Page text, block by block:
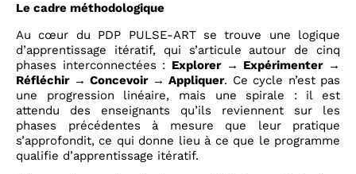
Le cadre méthodologique
Au cœur du PDP PULSE-ART se trouve une logique
d’apprentissage itératif, qui s’articule autour de cinq
phases interconnectées : Explorer → Expérimenter →
Réfléchir → Concevoir → Appliquer. Ce cycle n’est pas
une progression linéaire, mais une spirale : il est
attendu des enseignants qu’ils reviennent sur les
phases précédentes à mesure que leur pratique
s’approfondit, ce qui donne lieu à ce que le programme
qualifie d’apprentissage itératif.